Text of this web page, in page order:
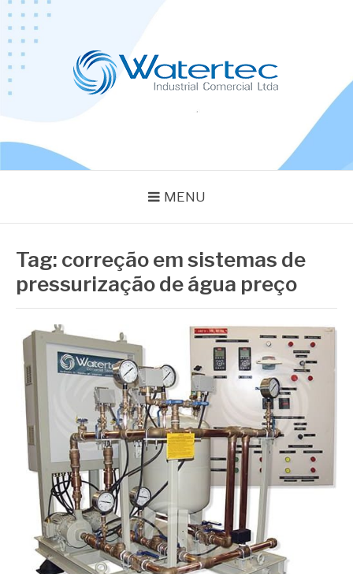
Pular
para
conteúdo
MENU
Tag: correção em sistemas de
pressurização de água preço